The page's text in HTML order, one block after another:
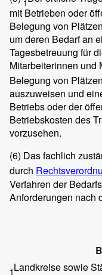
1
mit Betrieben oder
Belegung von
um deren Bedarf an
Tagesbetreuung für
Mitarbeiterinnen und
Belegung von
auszuweisen und
Betriebs oder der
Betriebskosten des
vorzusehen.
(6) Das fachlich
durch
Verfahren der
Anforderungen nach
1Landkreise sowie